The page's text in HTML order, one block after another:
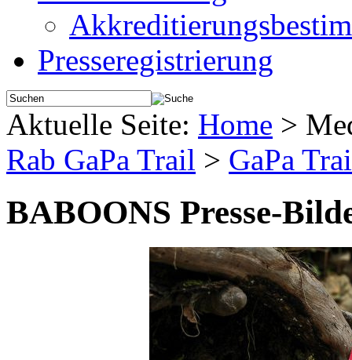
Presseregistrierung
Aktuelle Seite: Home >
Rab GaPa Trail > GaPa
BABOONS Presse-